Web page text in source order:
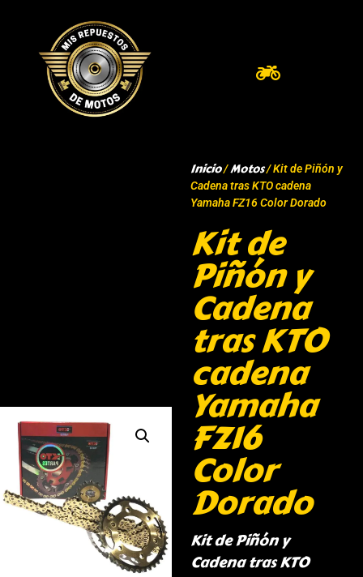
Inicio/Motos/ Kit de Piñón y
Cadena tras KTO cadena
Yamaha FZ16 Color Dorado
Kit de
Piñón y
Cadena
tras KTO
cadena
Yamaha
FZ16
Color
Dorado
Kit de Piñón y
Cadena tras KTO